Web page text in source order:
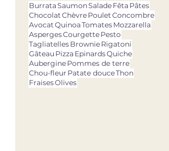
BurrataSaumonSaladeFêta Pâtes
ChocolatChèvrePouletConcombre
AvocatQuinoaTomatesMozzarella
AspergesCourgettePesto
TagliatellesBrownieRigatoni
Gâteau Pizza EpinardsQuiche
AuberginePommes de terre
Chou-fleur Patate douceThon
FraisesOlives